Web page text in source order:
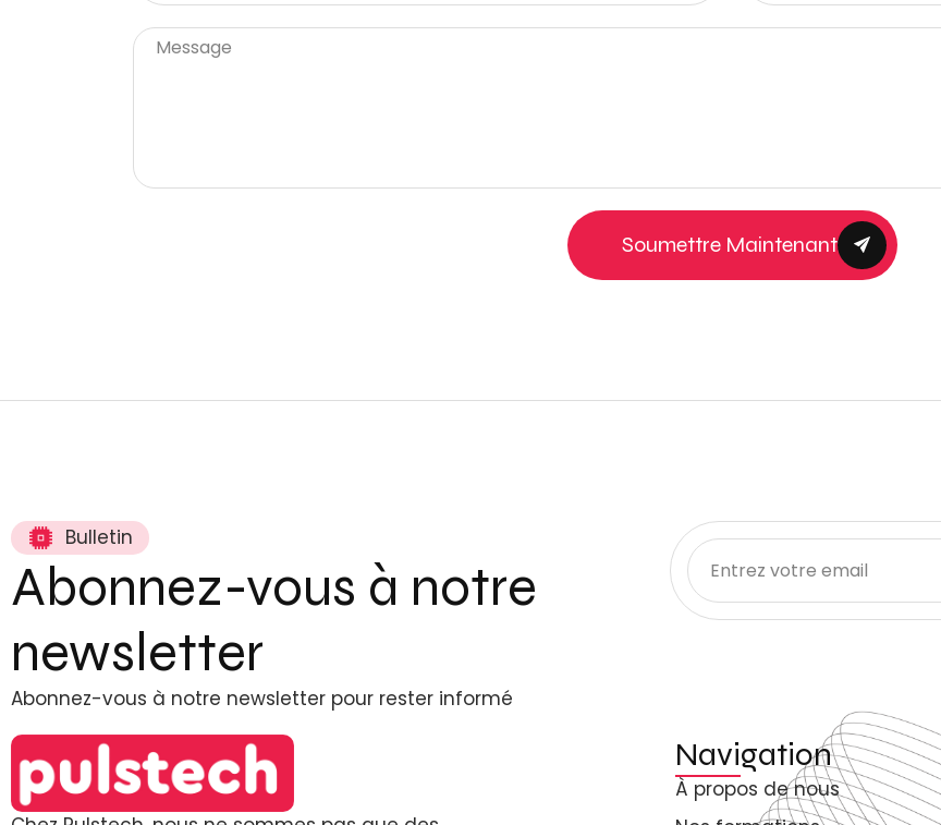
Soumettre Maintenant
Navigation
À propos de nous
Bulletin
Abonnez-vous à notre
newsletter
Abonnez-vous à notre newsletter pour rester informé